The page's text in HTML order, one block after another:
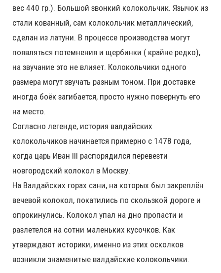
вес 440 гр.). Большой звонкий колокольчик. Язычок из
стали кованный, сам колокольчик металлический,
сделан из латуни. В процессе производства могут
появляться потемнения и щербинки ( крайне редко),
на звучание это не влияет. Колокольчики одного
размера могут звучать разным тоном. При доставке
иногда боёк загибается, просто нужно повернуть его
на место.
Согласно легенде, история валдайских
колокольчиков начинается примерно с 1478 года,
когда царь Иван III распорядился перевезти
новгородский колокол в Москву.
На Валдайских горах сани, на которых был закреплён
вечевой колокол, покатились по скользкой дороге и
опрокинулись. Колокол упал на дно пропасти и
разлетелся на сотни маленьких кусочков. Как
утверждают историки, именно из этих осколков
возникли знаменитые валдайские колокольчики.